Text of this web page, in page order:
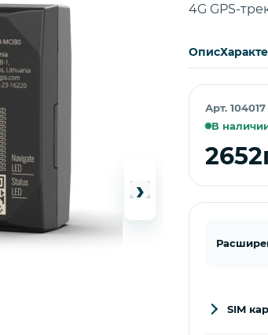
›
4G GPS-
Опис
Арт. 104017
В
SIM